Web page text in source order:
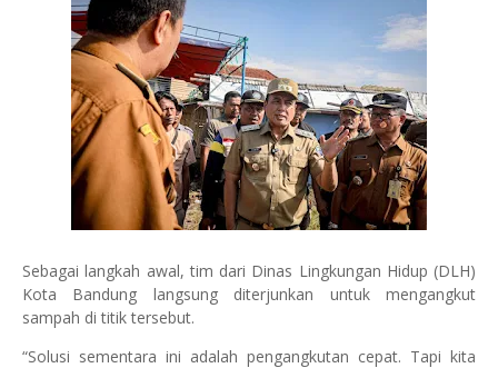
Sebagai langkah awal, tim dari Dinas Lingkungan Hidup (DLH)
Kota Bandung langsung diterjunkan untuk mengangkut
sampah di titik tersebut.
“Solusi sementara ini adalah pengangkutan cepat. Tapi kita